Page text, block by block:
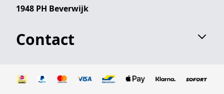
1948 PH Beverwijk
Contact